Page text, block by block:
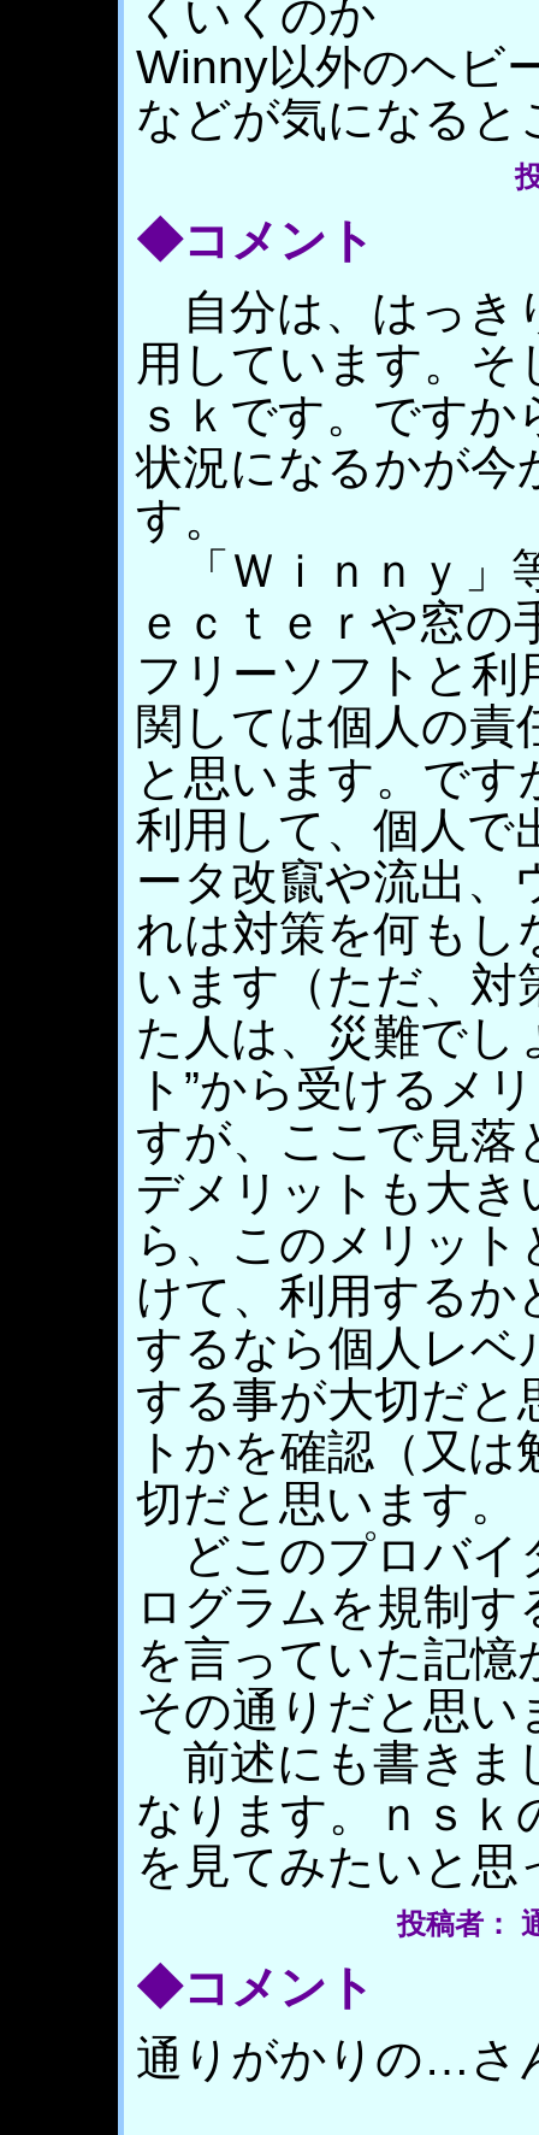
くいくのか
Winny以外のヘビ
などが気になると
◆コメント
自分は、はっき
用しています。
ｓｋです。です
状況になるかが今
す。
「Ｗｉｎｎｙ」
ｅｃｔｅｒや窓
フリーソフトと利
関しては個人の責
と思います。です
利用して、個人で
ータ改竄や流出、
れは対策を何もし
います（ただ、対
た人は、災難でし
ト”から受けるメ
すが、ここで見落
デメリットも大
ら、このメリッ
けて、利用するか
するなら個人レベ
する事が大切だと
トかを確認（又
切だと思います。
どこのプロバイ
ログラムを規制
を言っていた記
その通りだと思い
前述にも書きま
なります。ｎｓｋ
を見てみたいと思
投稿者：
◆コメント
通りがかりの…さ